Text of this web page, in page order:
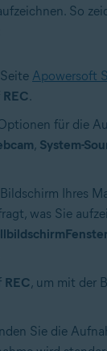
So
Apowersoft
REC.
für die
, System-
Ihres
was Sie
Fenster
REC, um mit der
Sie die